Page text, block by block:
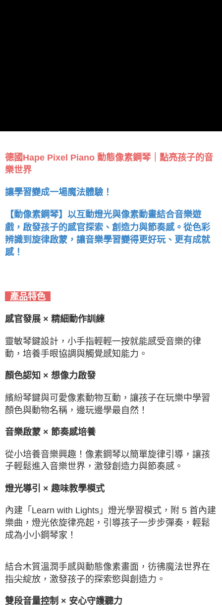
德國Hape Pixel Piano 動態像素鋼琴｜點亮孩子的音
樂世界
讓學習變成一場魔法體驗！
【動像素鋼琴】以互動燈光與像素動畫結合音樂遊
戲，啟發孩子的感官探索、創造力與節奏感。從色彩
辨識到旋律啟蒙，讓音樂學習變得更好玩、更有成就
感！
產品特色
感官發展 × 精細動作訓練
靈敏琴鍵設計，小手指輕輕一按就能感受音樂的律
動，培養手眼協調與觸覺感知能力。
顏色認知 × 想像力啟發
繽紛琴鍵與可愛像素動物互動，讓孩子在玩樂中學習
顏色與動物名稱，邊玩邊學最自然！
音樂啟蒙 × 節奏感培養
從小培養音樂興趣！像素鋼琴以簡單旋律引導，讓孩
子輕鬆進入音樂世界，激發創造力與節奏感。
燈光導引 × 趣味教學模式
內建「Learn with Lights」燈光學習模式，附 5 首內建
樂曲，燈光依旋律亮起，引導孩子一步步彈奏，輕鬆
成為小小鋼琴家！
結合木質溫潤手感與動態像素畫面，彷彿魔法世界在
指尖綻放，激發孩子的探索慾與創造力。
雙段音量控制 × 安心守護聽力